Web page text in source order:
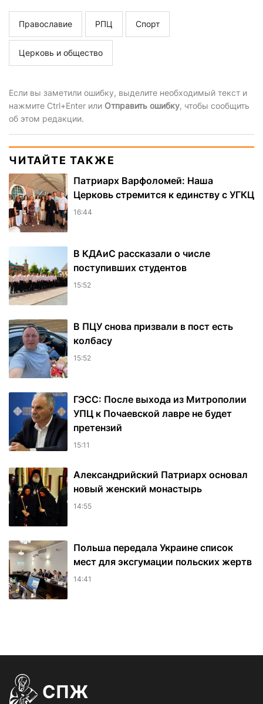
Православие РПЦ Спорт
Церковь и общество
Если вы заметили ошибку, выделите необходимый текст и
нажмите Ctrl+Enter или Отправить ошибку, чтобы сообщить
об этом редакции.
ЧИТАЙТЕ ТАКЖЕ
Патриарх Варфоломей: Наша
Церковь стремится к единству с УГКЦ
16:44
В КДАиС рассказали о числе
поступивших студентов
15:52
В ПЦУ снова призвали в пост есть
колбасу
15:52
ГЭСС: После выхода из Митрополии
УПЦ к Почаевской лавре не будет
претензий
15:11
Александрийский Патриарх основал
новый женский монастырь
14:55
Польша передала Украине список
мест для эксгумации польских жертв
14:41
СПЖ